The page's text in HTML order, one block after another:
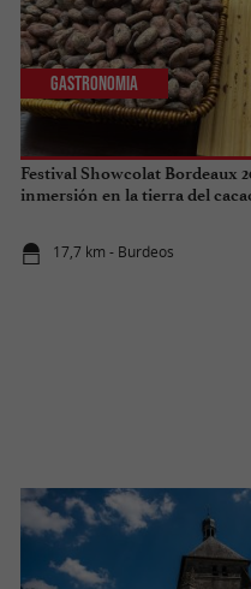
Festival Showcolat Bordeaux
inmersión en la tierra del
17,7 km - Burdeos
Gastronomia